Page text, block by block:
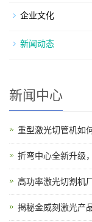
企业文化
新闻动态
新闻中心
重型激光切管机如
折弯中心全新升级
高功率激光切割机
揭秘金威刻激光产